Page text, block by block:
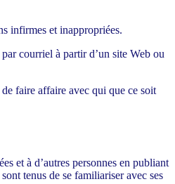
infirmes et inappropriées.
courriel à partir d’un site Web ou
faire affaire avec qui que ce soit
et à d’autres personnes en publiant
tenus de se familiariser avec ses